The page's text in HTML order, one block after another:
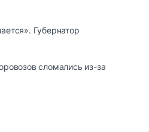
Губернатор
сломались из-за